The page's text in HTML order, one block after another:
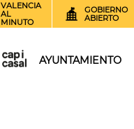
VALENCIA
AL
MINUTO
GOBIERNO
ABIERTO
AYUNTAMIENTO